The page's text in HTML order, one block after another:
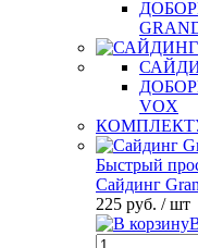
VOX
Быстрый
Сайдинг
225 руб. / шт